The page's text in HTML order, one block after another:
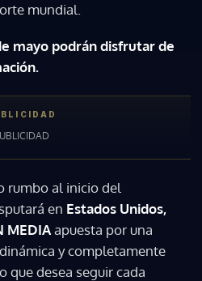
mundial.
mayo podrán disfrutar de
rumbo al inicio del
en Estados Unidos,
MEDIAapuesta por una
y completamente
que desea seguir cada